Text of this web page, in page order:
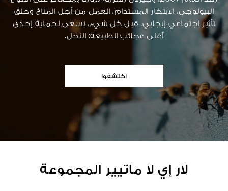
البيولوجي، الابتكار المستدام، العمل من أجل المناخ وخلق
تأثير اجتماعي إيجابي. قبل كل شيء، نسعى لحماية إحدى
أغلى عجائب الطبيعة: النحل.
اكتشفوا
لار إي لا ماتيير المجموعة